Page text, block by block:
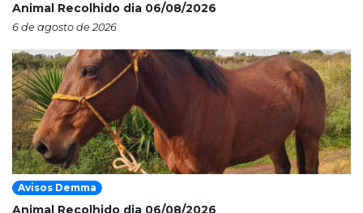
Animal Recolhido dia 06/08/2026
6 de agosto de 2026
Avisos Demma